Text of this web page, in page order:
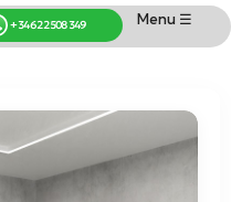
Menu ☰
+34 622 508 349